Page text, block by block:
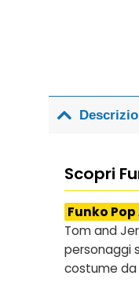
Scopri
Funko
Tom and
personaggi
costume